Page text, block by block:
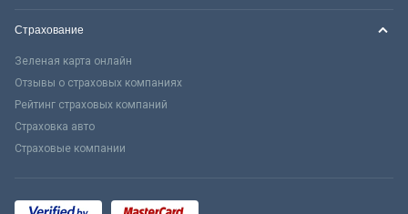
Страхование
Зеленая карта онлайн
Отзывы о страховых компаниях
Рейтинг страховых компаний
Страховка авто
Страховые компании